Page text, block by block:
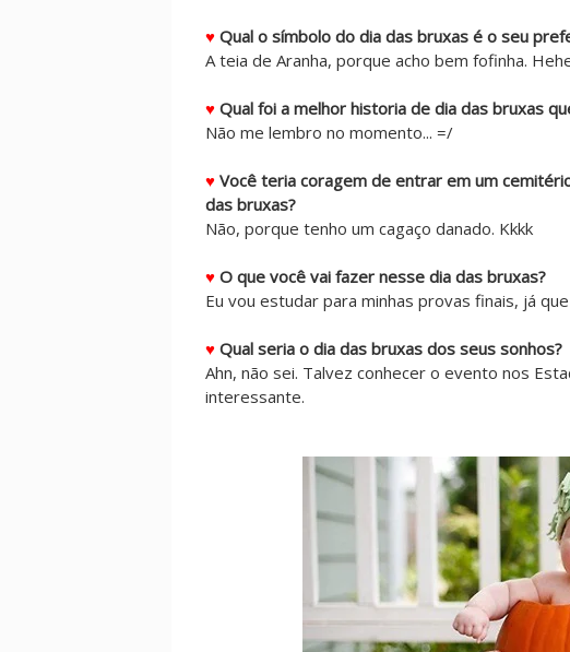
♥ Qual o símbolo do dia das bruxas é o seu
A teia de Aranha, porque acho bem fofinha.
♥ Qual foi a melhor historia de dia das bruxas
Não me lembro no momento... =/
♥ Você teria coragem de entrar em um
das bruxas?
Não, porque tenho um cagaço danado. Kkkk
♥ O que você vai fazer nesse dia das bruxas?
Eu vou estudar para minhas provas finais, já
♥ Qual seria o dia das bruxas dos seus sonhos?
Ahn, não sei. Talvez conhecer o evento nos
interessante.